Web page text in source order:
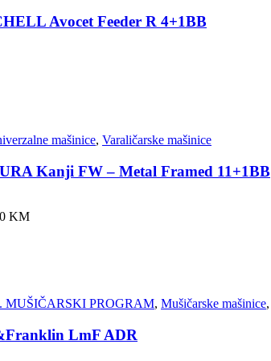
Avocet Feeder R 4+1BB
mašinice, Varaličarske mašinice
Kanji FW – Metal Framed 11+1BB
KM
MUŠIČARSKI PROGRAM, Mušičarske mašinice,
LmF ADR